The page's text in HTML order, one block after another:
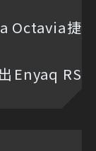
Octavia捷
Enyaq RS